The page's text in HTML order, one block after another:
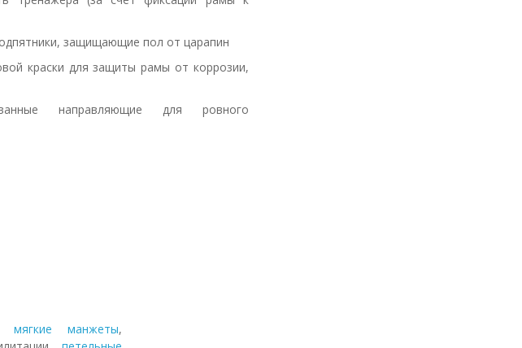
защищающие пол от царапин
краски для защиты рамы от коррозии,
направляющие для ровного
мягкие манжеты,